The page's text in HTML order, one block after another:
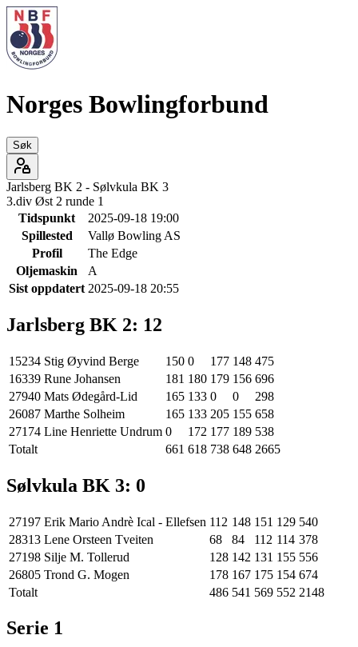
Norges Bowlingforbund
Søk
Jarlsberg BK 2 - Sølvkula BK 3
3.div Øst 2 runde 1
Tidspunkt
2025-09-18 19:00
Spillested
Vallø Bowling AS
Profil
The Edge
Oljemaskin
A
Sist oppdatert 2025-09-18 20:55
Jarlsberg BK 2: 12
15234 Stig Øyvind Berge 150 0 177 148 475
16339 Rune Johansen 181 180 179 156 696
27940 Mats Ødegård-Lid 165 133 0 0
298
26087 Marthe Solheim 165 133 205 155 658
27174 Line Henriette Undrum 0 172 177 189 538
Totalt
661 618 738 648 2665
Sølvkula BK 3: 0
27197 Erik Mario Andrè Ical - Ellefsen 112 148 151 129 540
28313 Lene Orsteen Tveiten 68 84 112 114 378
27198 Silje M. Tollerud 128 142 131 155 556
26805 Trond G. Mogen 178 167 175 154 674
Totalt
486 541 569 552 2148
Serie 1